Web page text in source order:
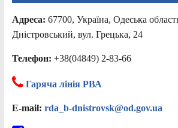
Адреса: 67700, Україна, Одеська
Дністровський, вул. Грецька, 24
Телефон: +38(04849) 2-83-66
Гаряча лінія РВА
E-mail: rda_b-dnistrovsk@od.gov.ua